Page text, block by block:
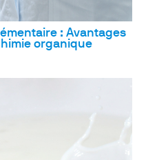
: Avantages
organique